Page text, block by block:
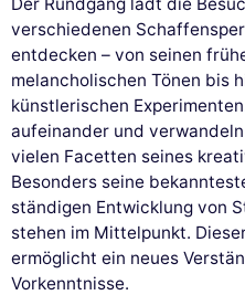
verschiedenen
entdecken – von seinen
melancholischen Tönen bis
künstlerischen
aufeinander und
vielen Facetten seines
Besonders seine
ständigen Entwicklung von
stehen im Mittelpunkt.
ermöglicht ein neues
Vorkenntnisse.